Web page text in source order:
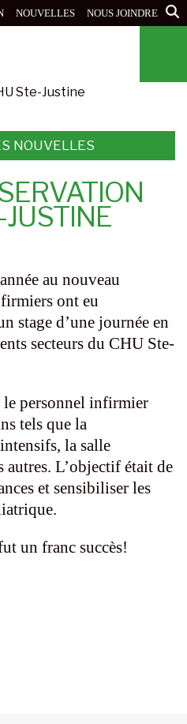
NOUVELLES NOUS JOINDRE
NOUVELLES
au nouveau
ont eu
stage d’une journée en
secteurs du CHU Ste-
le personnel infirmier
tels que la
la salle
autres. L’objectif était de
et sensibiliser les
un franc succès!